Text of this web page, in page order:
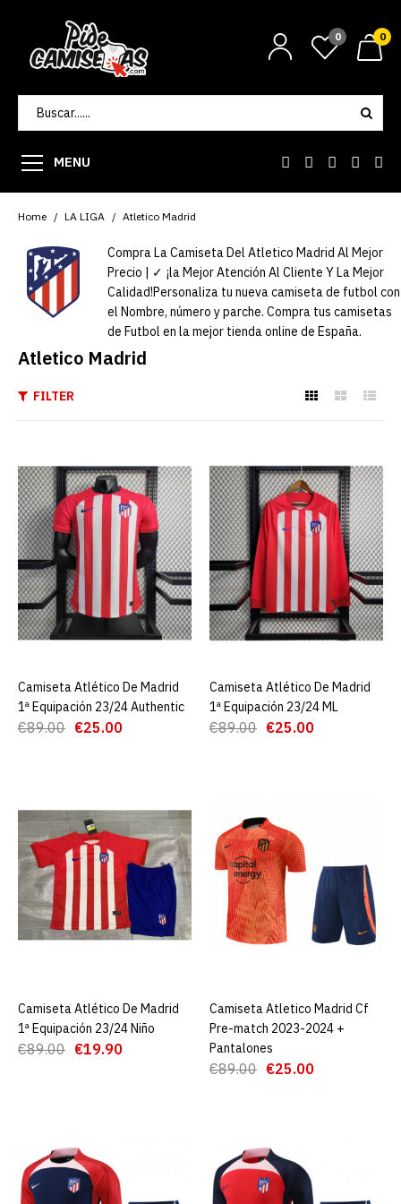
0 0
MENU
Home LA LIGA Atletico Madrid
Compra La Camiseta Del Atletico Madrid Al Mejor
Precio | ✓ ¡la Mejor Atención Al Cliente Y La Mejor
Calidad!Personaliza tu nueva camiseta de futbol con
el Nombre, número y parche. Compra tus camisetas
de Futbol en la mejor tienda online de España.
Atletico Madrid
FILTER
Madrid 1ª Equipación
23/24 Authentic
€89.00 €25.00
AGREGAR AL CARRO
ADD TO COMPARE
Camiseta Atlético De
Madrid 1ª Equipación
€89.00 €25.00
AGREGAR AL CARRO
ADD TO COMPARE
ADD TO WISHLIST
Madrid 1ª Equipación
23/24 Niño
ADD TO COMPARE
ADD TO WISHLIST
AGREGAR AL CARRO
Camiseta Atlético De Madrid
1ª Equipación 23/24 Authentic
€89.00 €25.00
AGREGAR AL CARRO
Camiseta Atlético De Madrid
1ª Equipación 23/24 ML
€89.00 €25.00
AGREGAR AL CARRO
Camiseta Atlético De Madrid
1ª Equipación 23/24 Niño
€89.00 €19.90
AGREGAR AL CARRO
Camiseta Atletico Madrid Cf
Pre-match 2023-2024 +
Pantalones
€89.00 €25.00